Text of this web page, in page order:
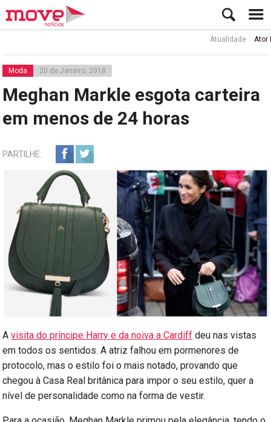
Atualidade Ator Rui
Moda 20 de Janeiro, 2018
Meghan Markle esgota carteira
em menos de 24 horas
PARTILHE:
Avisita do príncipe Harry e da noiva a Cardiff deu nas vistas
em todos os sentidos. A atriz falhou em pormenores de
protocolo, mas o estilo foi o mais notado, provando que
chegou à Casa Real britânica para impor o seu estilo, quer a
nível de personalidade como na forma de vestir.